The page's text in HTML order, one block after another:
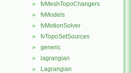
► fvMeshTopoChangers
► fvModels
► fvMotionSolver
► fvTopoSetSources
► generic
► lagrangian
► Lagrangian